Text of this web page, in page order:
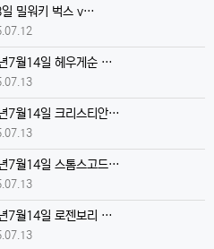
밀워키 벅스 v…
7월14일 헤우게순 …
7월14일 크리스티안…
7월14일 스톰스고드…
7월14일 로젠보리 …